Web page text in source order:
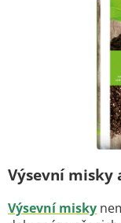
Výsevní misky
Výsevní misky